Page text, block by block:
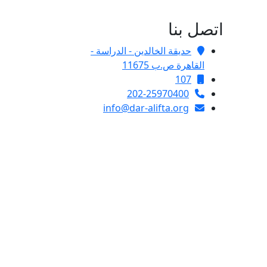
اتصل بنا
حديقة الخالدين - الدراسة -
القاهرة ص.ب 11675
107
202-25970400
info@dar-alifta.org